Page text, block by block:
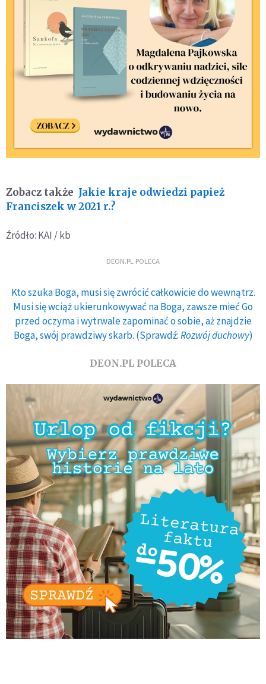
Zobacz także Jakie kraje odwiedzi papież
Franciszek w 2021 r.?
Źródło: KAI / kb
DEON.PL POLECA
Kto szuka Boga, musi się zwrócić całkowicie do wewnątrz.
Musi się wciąż ukierunkowywać na Boga, zawsze mieć Go
przed oczyma i wytrwale zapominać o sobie, aż znajdzie
Boga, swój prawdziwy skarb. (Sprawdź:Rozwój duchowy)
DEON.PL POLECA